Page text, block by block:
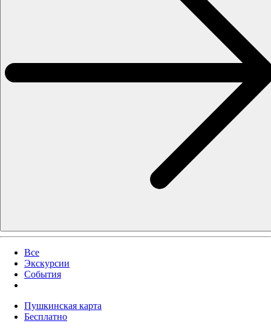
Все
Экскурсии
События
Пушкинская карта
Бесплатно